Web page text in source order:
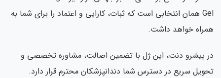
Gel همان انتخابی است که ثبات، کارایی و اعتماد را برای شما به
همراه خواهد داشت.
در پیشرو دنت، این ژل با تضمین اصالت، مشاوره تخصصی و
تحویل سریع در دسترس شما دندانپزشکان محترم قرار دارد.